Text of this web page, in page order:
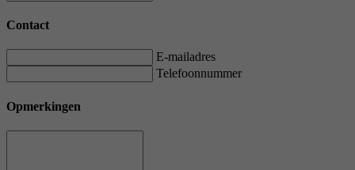
Contact
E-mailadres
Telefoonnummer
Opmerkingen